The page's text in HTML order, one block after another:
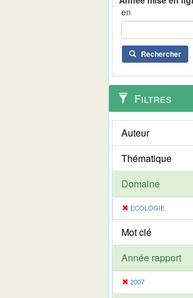
en
Rechercher
Filtres
Auteur
Thématique
Domaine
ECOLOGIE
Mot clé
Année rapport
2007